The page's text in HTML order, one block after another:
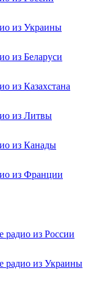
из Украины
из Беларуси
из Казахстана
из Литвы
из Канады
из Франции
радио из России
радио из Украины